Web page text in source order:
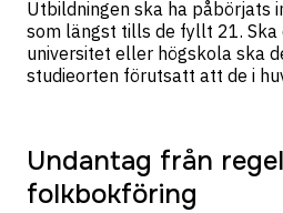
Utbildningen ska ha påbörjats
som längst tills de fyllt 21. Ska
universitet eller högskola ska
studieorten förutsatt att de i
Undantag från
folkbokföring